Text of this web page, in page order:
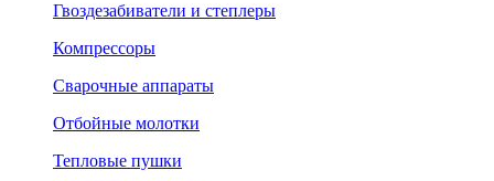
Гвоздезабиватели и степлеры
Компрессоры
Сварочные аппараты
Отбойные молотки
Тепловые пушки